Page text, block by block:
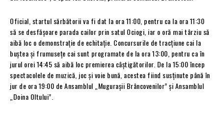
Oficial, startul sărbătorii va fi dat la ora 11:00, pentru ca la ora 11:30
să se desfăşoare parada cailor prin satul Ociogi, iar o oră mai târziu să
aibă loc o demonstrație de echitație. Concursurile de tracţiune cai la
buştea şi frumuseţe cai sunt programate de la ora 13:00, pentru ca în
jurul orei 14:45 să aibă loc premierea câştigătorilor. De la 15:00 încep
spectacolele de muzică, joc şi voie bună, acestea fiind susţinute până în
jur de ora 19:00 de Ansamblul „Mugurașii Brâncovenilor” şi Ansamblul
„Doina Oltului”.